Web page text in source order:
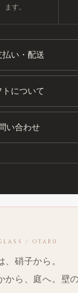
ます。
払い・配送
トについて
い合わせ
/ OTARU
、硝子から。
から、庭へ。壁